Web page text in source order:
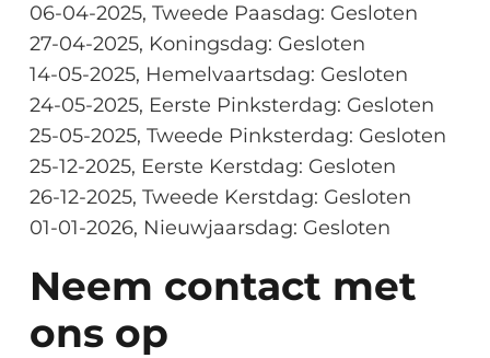
06-04-2025, Tweede Paasdag: Gesloten
27-04-2025, Koningsdag: Gesloten
14-05-2025, Hemelvaartsdag: Gesloten
24-05-2025, Eerste Pinksterdag: Gesloten
25-05-2025, Tweede Pinksterdag: Gesloten
25-12-2025, Eerste Kerstdag: Gesloten
26-12-2025, Tweede Kerstdag: Gesloten
01-01-2026, Nieuwjaarsdag: Gesloten
Neem contact met
ons op